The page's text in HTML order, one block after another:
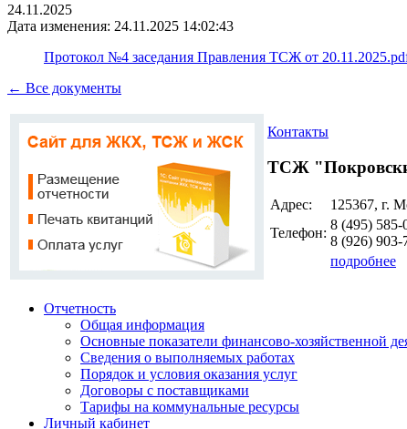
24.11.2025
Дата изменения: 24.11.2025 14:02:43
Протокол №4 заседания Правления ТСЖ от
← Все документы
Контакты
ТСЖ
Адрес:
125367, г.
Телефон:
8 (495) 585-
8 (926) 903-
подробнее
Отчетность
Общая информация
Основные показатели финансово-хозяйственной
Сведения о выполняемых работах
Порядок и условия оказания услуг
Договоры с поставщиками
Тарифы на коммунальные ресурсы
Личный кабинет